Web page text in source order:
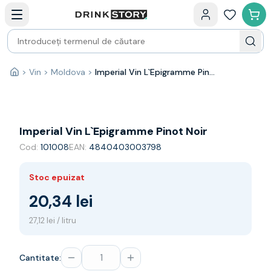
Bauturi fine — selectie
Produse Noi
Cosuri cadou
Pachete & Cadouri
Vin
Franta
Spania
Australia
Germania
Noua Zeelanda
Prosecco
Acasă
> Vin > Moldova > Imperial Vin L`Epigramme Pinot Noir
Imperial Vin L`Epigramme Pinot Noir
Cod: 101008EAN: 4840403003798
Stoc epuizat
20,34 lei
27,12 lei / litru
Cantitate: